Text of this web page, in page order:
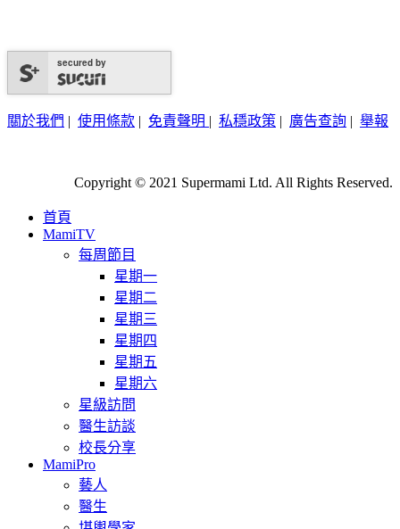
secured by
關於我們 | 使用條款 | 免責聲明 | 私穩政策 | 廣告查詢 | 舉報
Copyright © 2021 Supermami Ltd. All Rights Reserved.
首頁
MamiTV
每周節目
星期一
星期二
星期三
星期四
星期五
星期六
星級訪問
醫生訪談
校長分享
MamiPro
藝人
醫生